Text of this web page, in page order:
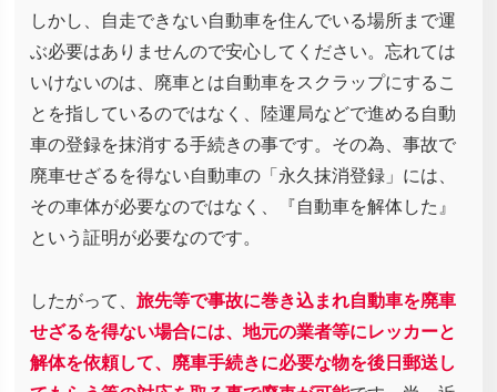
しかし、自走できない自動車を住んでいる場所まで運
ぶ必要はありませんので安心してください。忘れては
いけないのは、廃車とは自動車をスクラップにするこ
とを指しているのではなく、陸運局などで進める自動
車の登録を抹消する手続きの事です。その為、事故で
廃車せざるを得ない自動車の「永久抹消登録」には、
その車体が必要なのではなく、『自動車を解体した』
という証明が必要なのです。
したがって、 旅先等で事故に巻き込まれ自動車を廃車
せざるを得ない場合には、地元の業者等にレッカーと
解体を依頼して、廃車手続きに必要な物を後日郵送し